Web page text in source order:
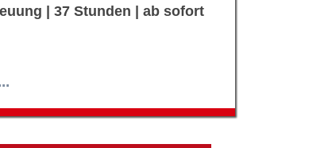
| 37 Stunden | ab sofort